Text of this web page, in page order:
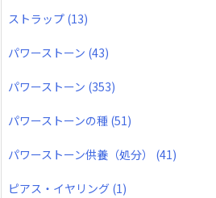
ストラップ (13)
パワーストーン (43)
パワーストーン (353)
パワーストーンの種 (51)
パワーストーン供養（処分） (41)
ピアス・イヤリング (1)